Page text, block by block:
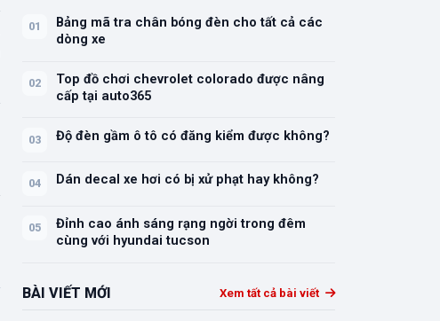
01
Bảng mã tra chân bóng đèn cho tất cả các
dòng xe
02
Top đồ chơi chevrolet colorado được nâng
cấp tại auto365
03 Độ đèn gầm ô tô có đăng kiểm được không?
04 Dán decal xe hơi có bị xử phạt hay không?
05
Đỉnh cao ánh sáng rạng ngời trong đêm
cùng với hyundai tucson
BÀI VIẾT MỚI Xem tất cả bài viết